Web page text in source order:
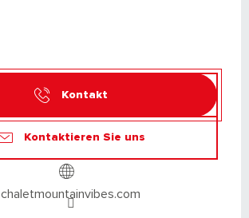
Kontakt
Kontaktieren Sie uns
chaletmountainvibes.com